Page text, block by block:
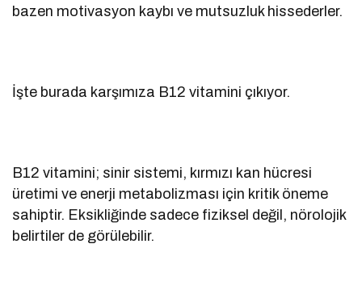
bazen motivasyon kaybı ve mutsuzluk hissederler.
İşte burada karşımıza B12 vitamini çıkıyor.
B12 vitamini; sinir sistemi, kırmızı kan hücresi
üretimi ve enerji metabolizması için kritik öneme
sahiptir. Eksikliğinde sadece fiziksel değil, nörolojik
belirtiler de görülebilir.